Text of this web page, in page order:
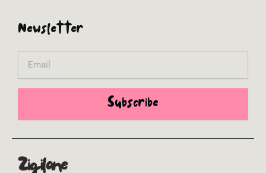
Newsletter
Subscribe